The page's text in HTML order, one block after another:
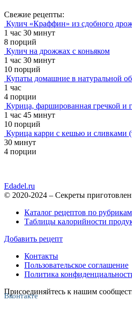
Свежие рецепты:
Кулич «Краффин» из сдобного
1 час 30 минут
8 порций
Кулич на дрожжах с коньяком
1 час 30 минут
10 порций
Купаты домашние в натуральной
1 час
4 порции
Курица, фаршированная гречкой и
1 час 45 минут
10 порций
Курица карри с кешью и сливками
30 минут
4 порции
Edadel.ru
© 2020-2024 – Секреты
Каталог рецептов по рубрикам
Таблицы калорийности
Добавить рецепт
Контакты
Пользовательское соглашение
Политика
Присоединяйтесь к нашим
Вконтакте